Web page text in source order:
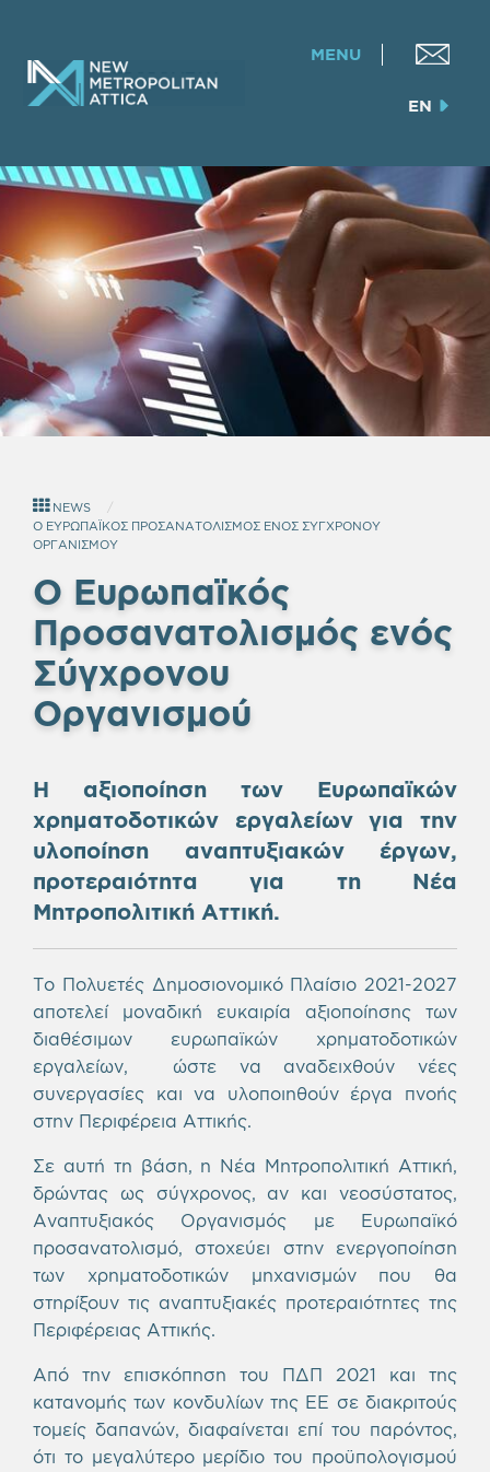
MENU
EN
NEWS
Ο ΕΥΡΩΠΑΪΚΟΣ ΠΡΟΣΑΝΑΤΟΛΙΣΜΟΣ ΕΝΟΣ ΣΥΓΧΡΟΝΟΥ
ΟΡΓΑΝΙΣΜΟΥ
Ο Ευρωπαϊκός
Προσανατολισμός ενός
Σύγχρονου
Οργανισμού
Η αξιοποίηση των Ευρωπαϊκών
χρηματοδοτικών εργαλείων για την
υλοποίηση αναπτυξιακών έργων,
προτεραιότητα για τη Νέα
Μητροπολιτική Αττική.
Το Πολυετές Δημοσιονομικό Πλαίσιο 2021-2027
αποτελεί μοναδική ευκαιρία αξιοποίησης των
διαθέσιμων ευρωπαϊκών χρηματοδοτικών
εργαλείων, ώστε να αναδειχθούν νέες
συνεργασίες και να υλοποιηθούν έργα πνοής
στην Περιφέρεια Αττικής.
Σε αυτή τη βάση, η Νέα Μητροπολιτική Αττική,
δρώντας ως σύγχρονος, αν και νεοσύστατος,
Αναπτυξιακός Οργανισμός με Ευρωπαϊκό
προσανατολισμό, στοχεύει στην ενεργοποίηση
των χρηματοδοτικών μηχανισμών που θα
στηρίξουν τις αναπτυξιακές προτεραιότητες της
Περιφέρειας Αττικής.
Από την επισκόπηση του ΠΔΠ 2021 και της
κατανομής των κονδυλίων της ΕΕ σε διακριτούς
τομείς δαπανών, διαφαίνεται επί του παρόντος,
ότι το μεγαλύτερο μερίδιο του προϋπολογισμού